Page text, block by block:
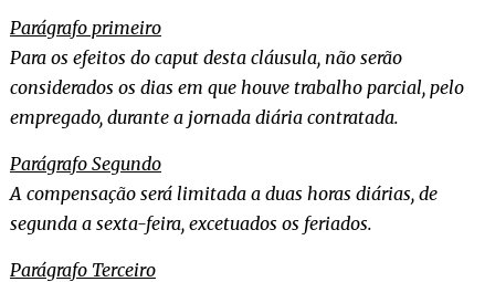
Parágrafo primeiro
Para os efeitos do caput desta cláusula, não serão
considerados os dias em que houve trabalho parcial, pelo
empregado, durante a jornada diária contratada.
Parágrafo Segundo
A compensação será limitada a duas horas diárias, de
segunda a sexta-feira, excetuados os feriados.
Parágrafo Terceiro